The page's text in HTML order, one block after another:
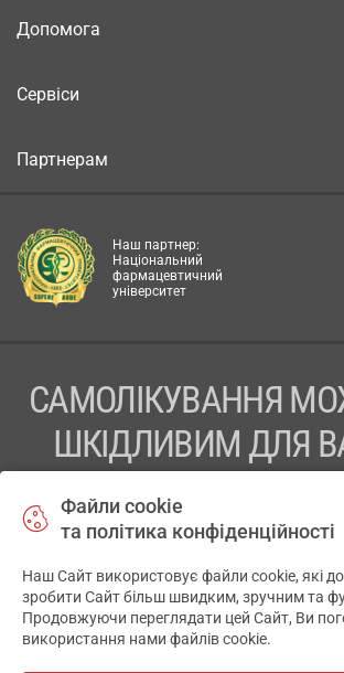
Допомога
Сервіси
Партнерам
Наш партнер:
Національний
фармацевтичний
університет
САМОЛІКУВАННЯ
ШКІДЛИВИМ ДЛЯ
ПЕРЕД ЗАСТОСУВАННЯМ ПРЕПАРАТУ
ТОВ «АПТЕКА 911.ЮА» Код ЄДРПОУ
Відмова від відповідальності
Файли cookie
та політика конфіденційності
Наш Сайт використовує файли cookie, які
зробити Сайт більш швидким, зручним та
Продовжуючи переглядати цей Сайт, Ви
використання нами файлів cookie.